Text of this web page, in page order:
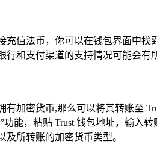
充值法币，你可以在钱包界面中
和支付渠道的支持情况可能会
加密货币,那么可以将其转账至
功能，粘贴 Trust 钱包地址，输
所转账的加密货币类型。